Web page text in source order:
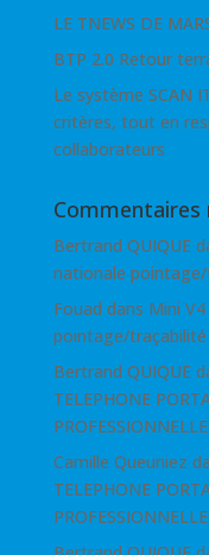
LE TNEWS DE
BTP 2.0 Retour
Le système SCAN
critères, tout en
collaborateurs
Commentaires
Bertrand QUIQUE
nationale
Fouad dans Mini
pointage/traçabilité
Bertrand QUIQUE
TELEPHONE
Camille Queuniez
TELEPHONE